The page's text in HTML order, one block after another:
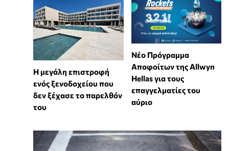
Η μεγάλη επιστροφή
ενός ξενοδοχείου που
δεν ξέχασε το παρελθόν
του
Νέο Πρόγραμμα
Αποφοίτων της Allwyn
Hellas για τους
επαγγελματίες του
αύριο